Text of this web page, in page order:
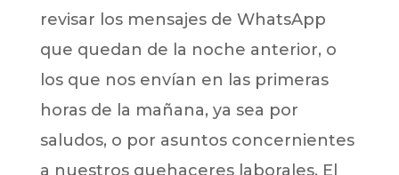
revisar los mensajes de WhatsApp
que quedan de la noche anterior, o
los que nos envían en las primeras
horas de la mañana, ya sea por
saludos, o por asuntos concernientes
a nuestros quehaceres laborales. El